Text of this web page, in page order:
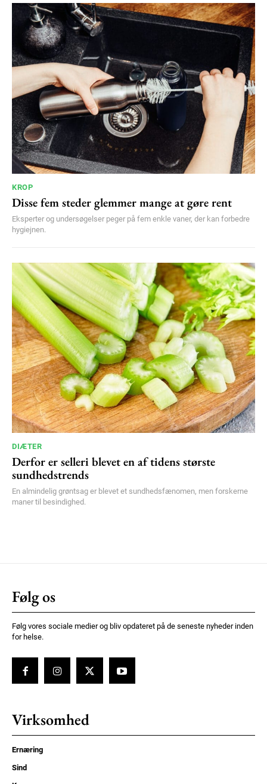
KROP
Disse fem steder glemmer mange at gøre rent
Eksperter og undersøgelser peger på fem enkle vaner, der kan forbedre
hygiejnen.
DIÆTER
Derfor er selleri blevet en af tidens største
sundhedstrends
En almindelig grøntsag er blevet et sundhedsfænomen, men forskerne
maner til besindighed.
Følg os
Følg vores sociale medier og bliv opdateret på de seneste nyheder inden
for helse.
Virksomhed
Ernæring
Sind